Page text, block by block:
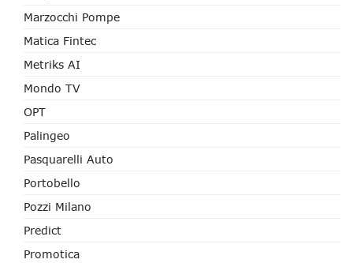
Marzocchi Pompe
Matica Fintec
Metriks AI
Mondo TV
OPT
Palingeo
Pasquarelli Auto
Portobello
Pozzi Milano
Predict
Promotica